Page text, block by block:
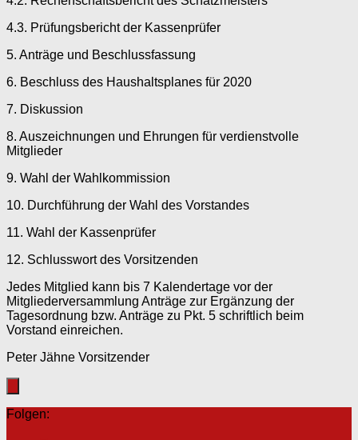
4.3. Prüfungsbericht der Kassenprüfer
5. Anträge und Beschlussfassung
6. Beschluss des Haushaltsplanes für 2020
7. Diskussion
8. Auszeichnungen und Ehrungen für verdienstvolle
Mitglieder
9. Wahl der Wahlkommission
10. Durchführung der Wahl des Vorstandes
11. Wahl der Kassenprüfer
12. Schlusswort des Vorsitzenden
Jedes Mitglied kann bis 7 Kalendertage vor der
Mitgliederversammlung Anträge zur Ergänzung der
Tagesordnung bzw. Anträge zu Pkt. 5 schriftlich beim
Vorstand einreichen.
Peter Jähne Vorsitzender
Folgen: